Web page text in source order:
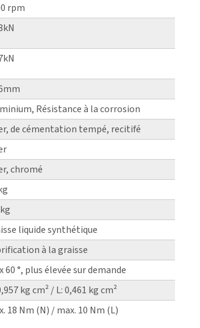
rpm
Résistance à la corrosion
de cémentation tempé, recitifé
chromé
liquide synthétique
à la graisse
60 °, plus élevée sur demande
kg cm² / L: 0,461 kg cm²
18 Nm (N) / max. 10 Nm (L)